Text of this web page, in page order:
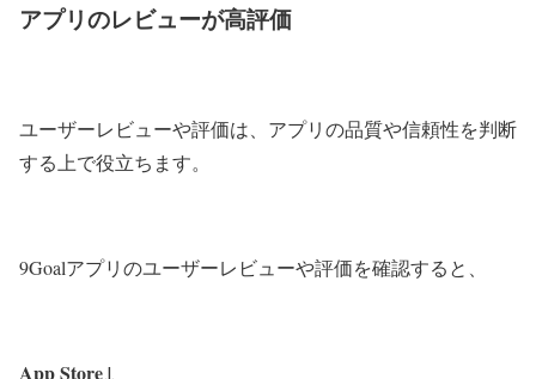
アプリのレビューが高評価
ユーザーレビューや評価は、アプリの品質や信頼性を判断
する上で役立ちます。
9Goalアプリのユーザーレビューや評価を確認すると、
App Store↓